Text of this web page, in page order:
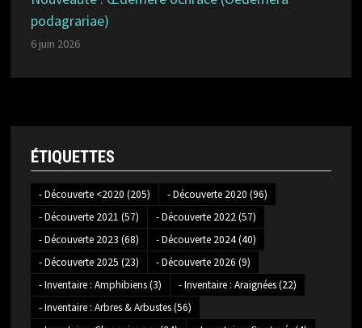
podagrariae)
6 juin 2026
ÉTIQUETTES
- Découverte <2020 (205) - Découverte 2020 (96)
- Découverte 2021 (57) - Découverte 2022(57)
- Découverte 2023 (68) - Découverte 2024(40)
- Découverte 2025 (23) - Découverte 2026 (9)
- Inventaire : Amphibiens(3) - Inventaire : Araignées(22)
- Inventaire : Arbres & Arbustes(56)